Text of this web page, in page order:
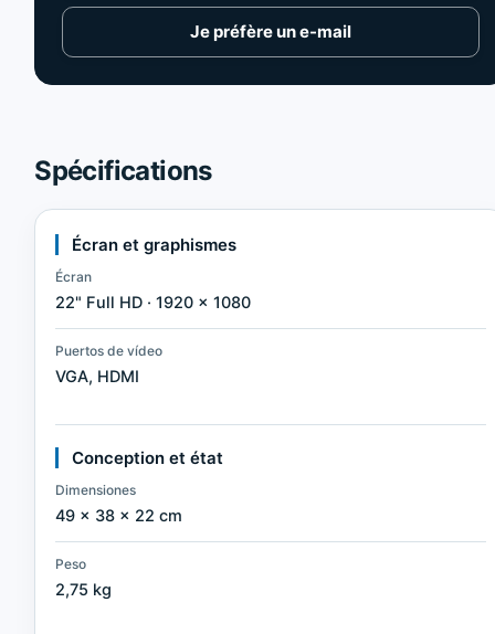
Je préfère un e-mail
Spécifications
Écran et graphismes
Écran
22" Full HD · 1920 × 1080
Puertos de vídeo
VGA, HDMI
Conception et état
Dimensiones
49 × 38 × 22 cm
Peso
2,75 kg